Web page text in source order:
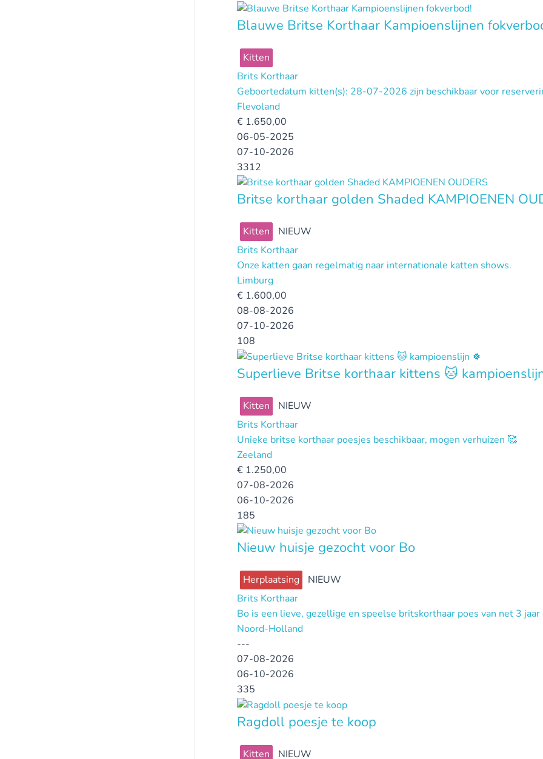
Blauwe Britse Korthaar Kampioenslijnen
Kitten
Brits Korthaar
Geboortedatum kitten(s): 28-07-2026 zijn beschikbaar voor
Flevoland
€ 1.650,00
06-05-2025
07-10-2026
3312
Britse korthaar golden Shaded KAMPIOENEN
Kitten
NIEUW
Brits Korthaar
Onze katten gaan regelmatig naar internationale katten shows.
Limburg
€ 1.600,00
08-08-2026
07-10-2026
108
Superlieve Britse korthaar kittens 🐱
Kitten
NIEUW
Brits Korthaar
Unieke britse korthaar poesjes beschikbaar, mogen verhuizen 🥰
Zeeland
€ 1.250,00
07-08-2026
06-10-2026
185
Nieuw huisje gezocht voor Bo
Herplaatsing
NIEUW
Brits Korthaar
Bo is een lieve, gezellige en speelse britskorthaar poes van net 3
Noord-Holland
---
07-08-2026
06-10-2026
335
Ragdoll poesje te koop
Kitten
NIEUW